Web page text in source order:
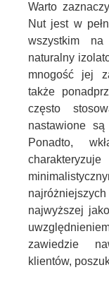
Warto
Nut jest w
wszystkim
naturalny
mnogość jej
także
często
nastawione
Ponadto,
najwyższej
zawiedzie
klientów,